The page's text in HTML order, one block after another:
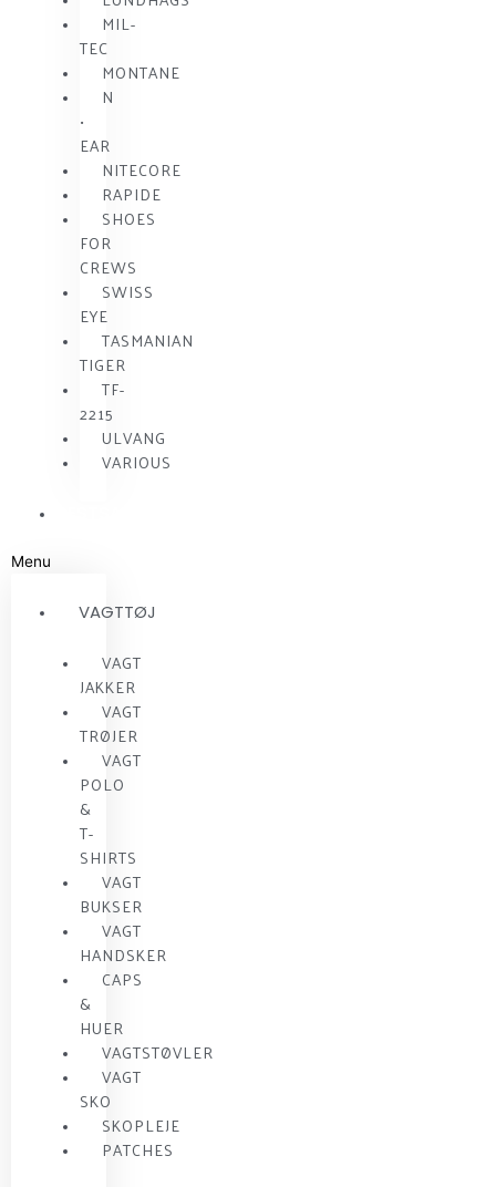
MIL-
TEC
MONTANE
N
•
EAR
NITECORE
RAPIDE
SHOES
FOR
CREWS
SWISS
EYE
TASMANIAN
TIGER
TF-
2215
ULVANG
VARIOUS
Menu
VAGTTØJ
VAGT
JAKKER
VAGT
TRØJER
VAGT
POLO
&
T-
SHIRTS
VAGT
BUKSER
VAGT
HANDSKER
CAPS
&
HUER
VAGTSTØVLER
VAGT
SKO
SKOPLEJE
PATCHES